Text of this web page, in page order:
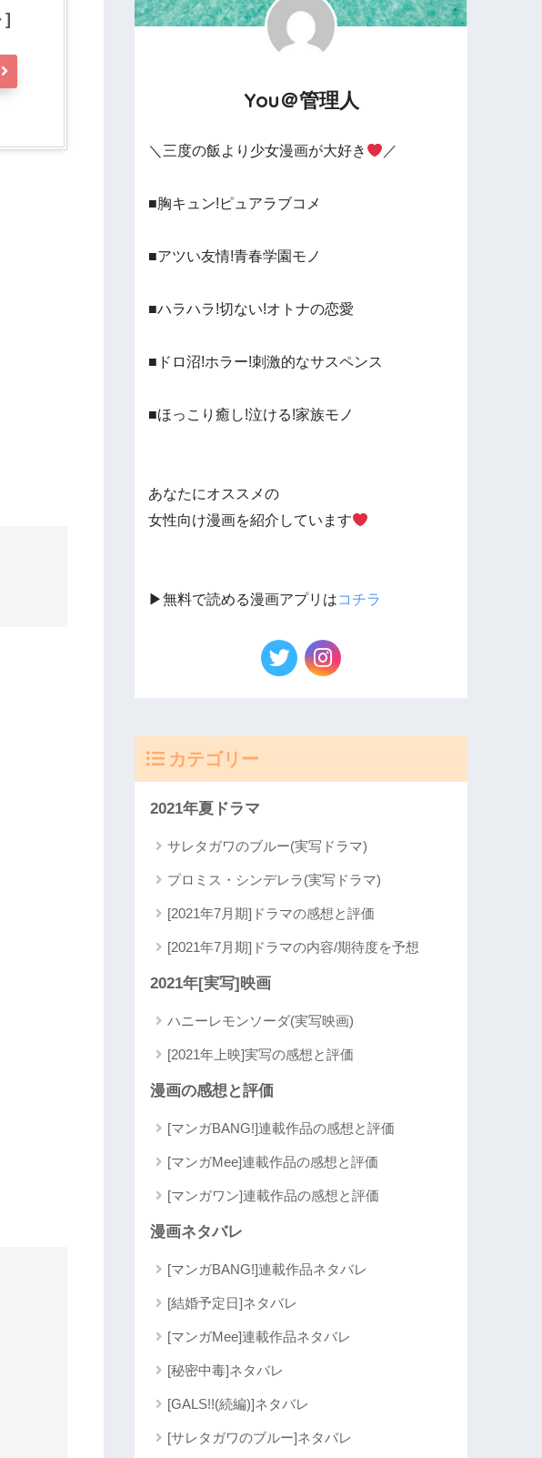
]
You＠管理人
＼三度の飯より少女漫画が大好き ／
■胸キュン!ピュアラブコメ
■アツい友情!青春学園モノ
■ハラハラ!切ない!オトナの恋愛
■ドロ沼!ホラー!刺激的なサスペンス
■ほっこり癒し!泣ける!家族モノ
あなたにオススメの
女性向け漫画を紹介しています
▶︎無料で読める漫画アプリはコチラ
カテゴリー
2021年夏ドラマ
サレタガワのブルー(実写ドラマ)
プロミス・シンデレラ(実写ドラマ)
[2021年7月期]ドラマの感想と評価
[2021年7月期]ドラマの内容/期待度を予想
2021年[実写]映画
ハニーレモンソーダ(実写映画)
[2021年上映]実写の感想と評価
漫画の感想と評価
[マンガBANG!]連載作品の感想と評価
[マンガMee]連載作品の感想と評価
[マンガワン]連載作品の感想と評価
漫画ネタバレ
[マンガBANG!]連載作品ネタバレ
[結婚予定日]ネタバレ
[マンガMee]連載作品ネタバレ
[秘密中毒]ネタバレ
[GALS!!(続編)]ネタバレ
[サレタガワのブルー]ネタバレ